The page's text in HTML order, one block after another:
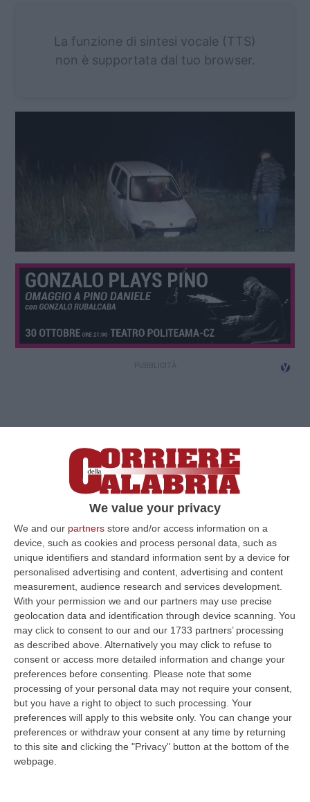
We value your privacy
We and our partners store and/or access information on a
device, such as cookies and process personal data, such as
unique identifiers and standard information sent by a device for
personalised advertising and content, advertising and content
measurement, audience research and services development.
With your permission we and our partners may use precise
geolocation data and identification through device scanning. You
may click to consent to our and our 1733 partners’ processing
as described above. Alternatively you may click to refuse to
consent or access more detailed information and change your
preferences before consenting.
Please note that some
processing of your personal data may not require your consent,
but you have a right to object to such processing. Your
preferences will apply to this website only. You can change your
preferences or withdraw your consent at any time by returning
to this site and clicking the "Privacy" button at the bottom of the
webpage.
La funzione di sintesi vocale (TTS)
non è supportata dal tuo browser.
Clicca e segui “Corriere della Calabria” su Google News
Tragico epilogo per il 73enne di cui venerdì
mattina si sono perse le tracce nel
Cosentino. E’ stato ritrovato il cadavere di
Gianni Gallo